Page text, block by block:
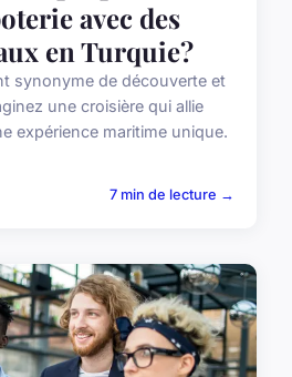
avec des
en Turquie?
synonyme de découverte et
une croisière qui allie
expérience maritime unique.
7 min de lecture →